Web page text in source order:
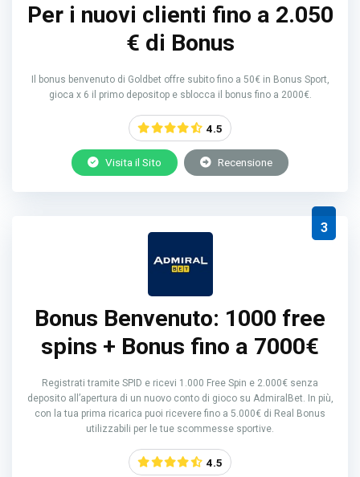
Per i nuovi clienti fino a 2.050
€ di Bonus
Il bonus benvenuto di Goldbet offre subito fino a 50€ in Bonus Sport,
gioca x 6 il primo depositop e sblocca il bonus fino a 2000€.
4.5
Visita il Sito Recensione
3
Bonus Benvenuto: 1000 free
spins + Bonus fino a 7000€
Registrati tramite SPID e ricevi 1.000 Free Spin e 2.000€ senza
deposito all’apertura di un nuovo conto di gioco su AdmiralBet. In più,
con la tua prima ricarica puoi ricevere fino a 5.000€ di Real Bonus
utilizzabili per le tue scommesse sportive.
4.5